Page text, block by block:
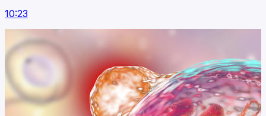
10:23